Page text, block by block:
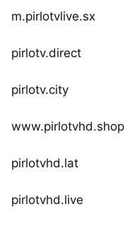
m.pirlotvlive.sx
pirlotv.direct
pirlotv.city
www.pirlotvhd.shop
pirlotvhd.lat
pirlotvhd.live